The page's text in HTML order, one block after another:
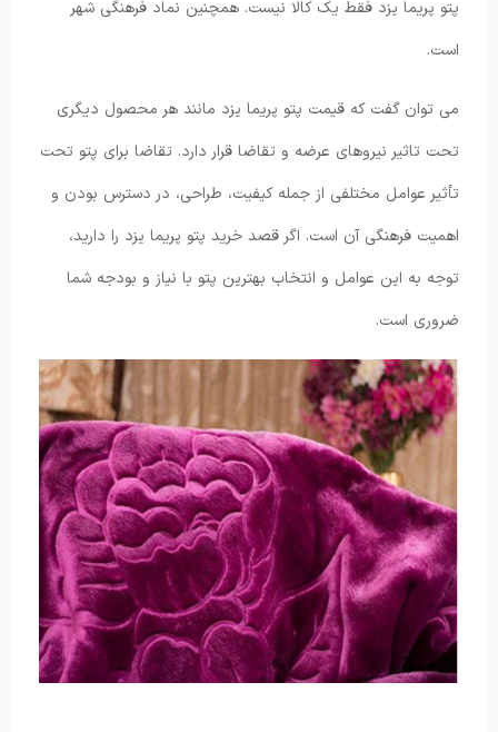
پتو پریما یزد فقط یک کالا نیست. همچنین نماد فرهنگی شهر
است.
می توان گفت که قیمت پتو پریما یزد مانند هر محصول دیگری
تحت تاثیر نیروهای عرضه و تقاضا قرار دارد. تقاضا برای پتو تحت
تأثیر عوامل مختلفی از جمله کیفیت، طراحی، در دسترس بودن و
اهمیت فرهنگی آن است. اگر قصد خرید پتو پریما یزد را دارید،
توجه به این عوامل و انتخاب بهترین پتو با نیاز و بودجه شما
ضروری است.